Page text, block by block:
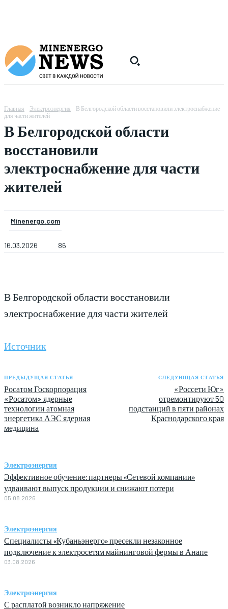
Главная Электроэнергия
В Белгородской области восстановили электроснабжение
для части жителей
В Белгородской области
восстановили
электроснабжение для части
жителей
Minenergo.com
16.03.2026 86
В Белгородской области восстановили
электроснабжение для части жителей
Источник
ПРЕДЫДУЩАЯ СТАТЬЯ
Росатом Госкорпорация
«Росатом» ядерные
технологии атомная
энергетика АЭС ядерная
медицина
СЛЕДУЮЩАЯ СТАТЬЯ
«Россети Юг»
отремонтируют 50
подстанций в пяти районах
Краснодарского края
Электроэнергия
Эффективное обучение: партнеры «Сетевой компании»
удваивают выпуск продукции и снижают потери
05.08.2026
Электроэнергия
Специалисты «Кубаньэнерго» пресекли незаконное
подключение к электросетям майнинговой фермы в Анапе
03.08.2026
Электроэнергия
С расплатой возникло напряжение